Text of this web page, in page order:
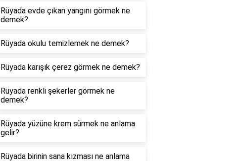
Rüyada evde çıkan yangını görmek ne
demek?
Rüyada okulu temizlemek ne demek?
Rüyada karışık çerez görmek ne demek?
Rüyada renkli şekerler görmek ne
demek?
Rüyada yüzüne krem sürmek ne anlama
gelir?
Rüyada birinin sana kızması ne anlama